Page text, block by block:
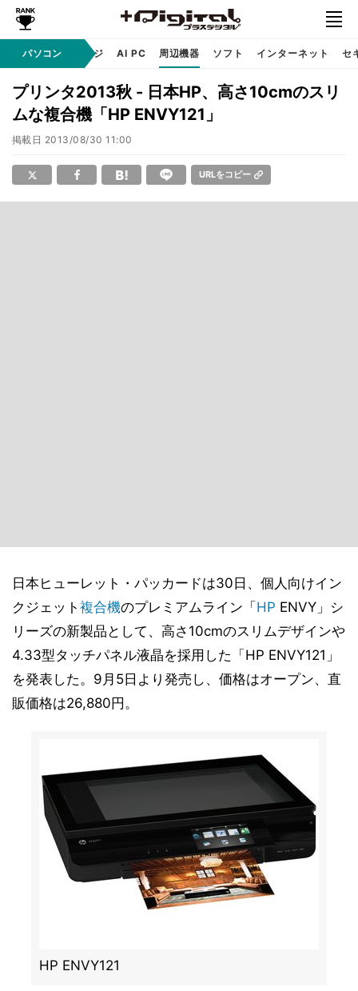
パソコン
自作 / テクノロジ AI PC 周辺機器 ソフト インターネット セ
プリンタ2013秋 - 日本HP、高さ10cmのスリ
ムな複合機「HP ENVY121」
掲載日 2013/08/30 11:00
URLをコピー
日本ヒューレット・パッカードは30日、個人向けイン
クジェット 複合機のプレミアムライン「 HP ENVY」シ
リーズの新製品として、高さ10cmのスリムデザインや
4.33型タッチパネル液晶を採用した「HP ENVY121」
を発表した。9月5日より発売し、価格はオープン、直
販価格は26,880円。
HP ENVY121